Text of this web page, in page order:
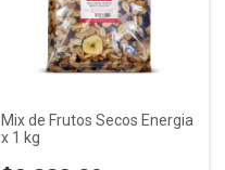
Mix de Frutos Secos Energia
x 1 kg